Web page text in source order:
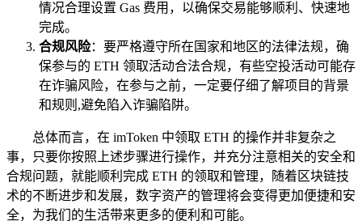
情况合理设置 Gas 费用，以确保交易能够顺利、快速地
完成。
合规风险：要严格遵守所在国家和地区的法律法规，确
保参与的 ETH 领取活动合法合规，有些空投活动可能存
在诈骗风险，在参与之前，一定要仔细了解项目的背景
和规则,避免陷入诈骗陷阱。
总体而言，在 imToken 中领取 ETH 的操作并非复杂之
事，只要你按照上述步骤进行操作，并充分注意相关的安全和
合规问题，就能顺利完成 ETH 的领取和管理，随着区块链技
术的不断进步和发展，数字资产的管理将会变得更加便捷和安
全，为我们的生活带来更多的便利和可能。